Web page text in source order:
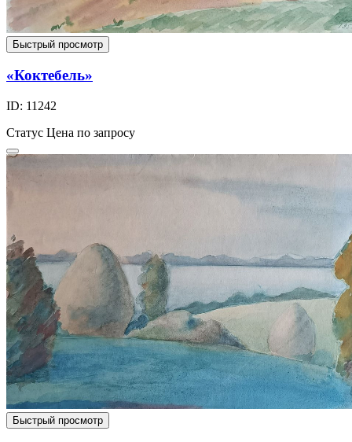
Быстрый просмотр
«Коктебель»
ID: 11242
Статус Цена по запросу
Быстрый просмотр